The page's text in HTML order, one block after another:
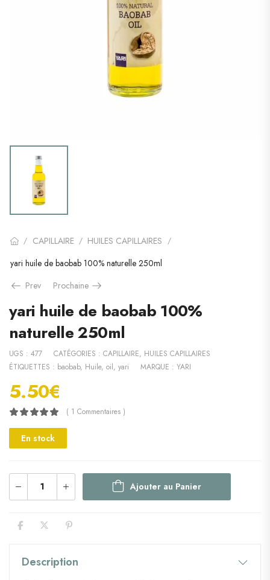
/ CAPILLAIRE / HUILES CAPILLAIRES /
yari huile de baobab 100% naturelle 250ml
Prev
Prochaine
yari huile de baobab 100%
naturelle 250ml
UGS : 477 CATÉGORIES : CAPILLAIRE, HUILES CAPILLAIRES
ÉTIQUETTES : baobab, Huile, oil, yari MARQUE : YARI
5.50€
( 1 Commentaires )
En stock
Ajouter au Panier
Description